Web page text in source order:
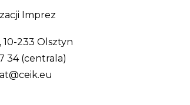
Imprez
10-233 Olsztyn
34(centrala)